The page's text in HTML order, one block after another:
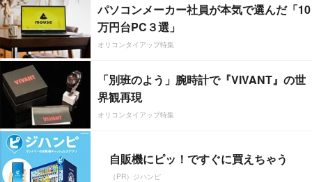
パソコンメーカー社員が本気で選んだ「10
万円台PC３選」
オリコンタイアップ特集
「別班のよう」腕時計で『VIVANT』の世
界観再現
オリコンタイアップ特集
自販機にピッ！ですぐに買えちゃう
（PR）ジハンピ